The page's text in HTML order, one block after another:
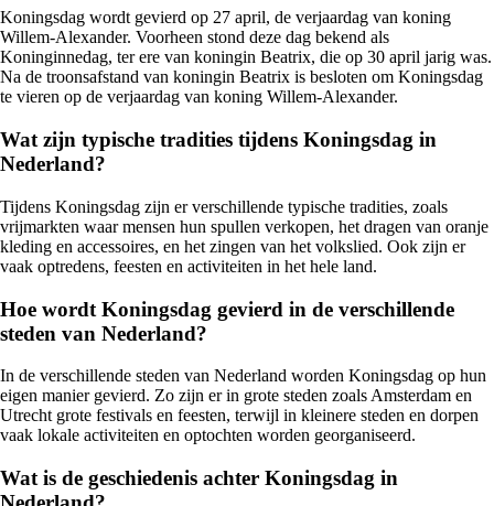
Koningsdag wordt gevierd op 27 april, de verjaardag van koning
Willem-Alexander. Voorheen stond deze dag bekend als
Koninginnedag, ter ere van koningin Beatrix, die op 30 april jarig was.
Na de troonsafstand van koningin Beatrix is besloten om Koningsdag
te vieren op de verjaardag van koning Willem-Alexander.
Wat zijn typische tradities tijdens Koningsdag in
Nederland?
Tijdens Koningsdag zijn er verschillende typische tradities, zoals
vrijmarkten waar mensen hun spullen verkopen, het dragen van oranje
kleding en accessoires, en het zingen van het volkslied. Ook zijn er
vaak optredens, feesten en activiteiten in het hele land.
Hoe wordt Koningsdag gevierd in de verschillende
steden van Nederland?
In de verschillende steden van Nederland worden Koningsdag op hun
eigen manier gevierd. Zo zijn er in grote steden zoals Amsterdam en
Utrecht grote festivals en feesten, terwijl in kleinere steden en dorpen
vaak lokale activiteiten en optochten worden georganiseerd.
Wat is de geschiedenis achter Koningsdag in